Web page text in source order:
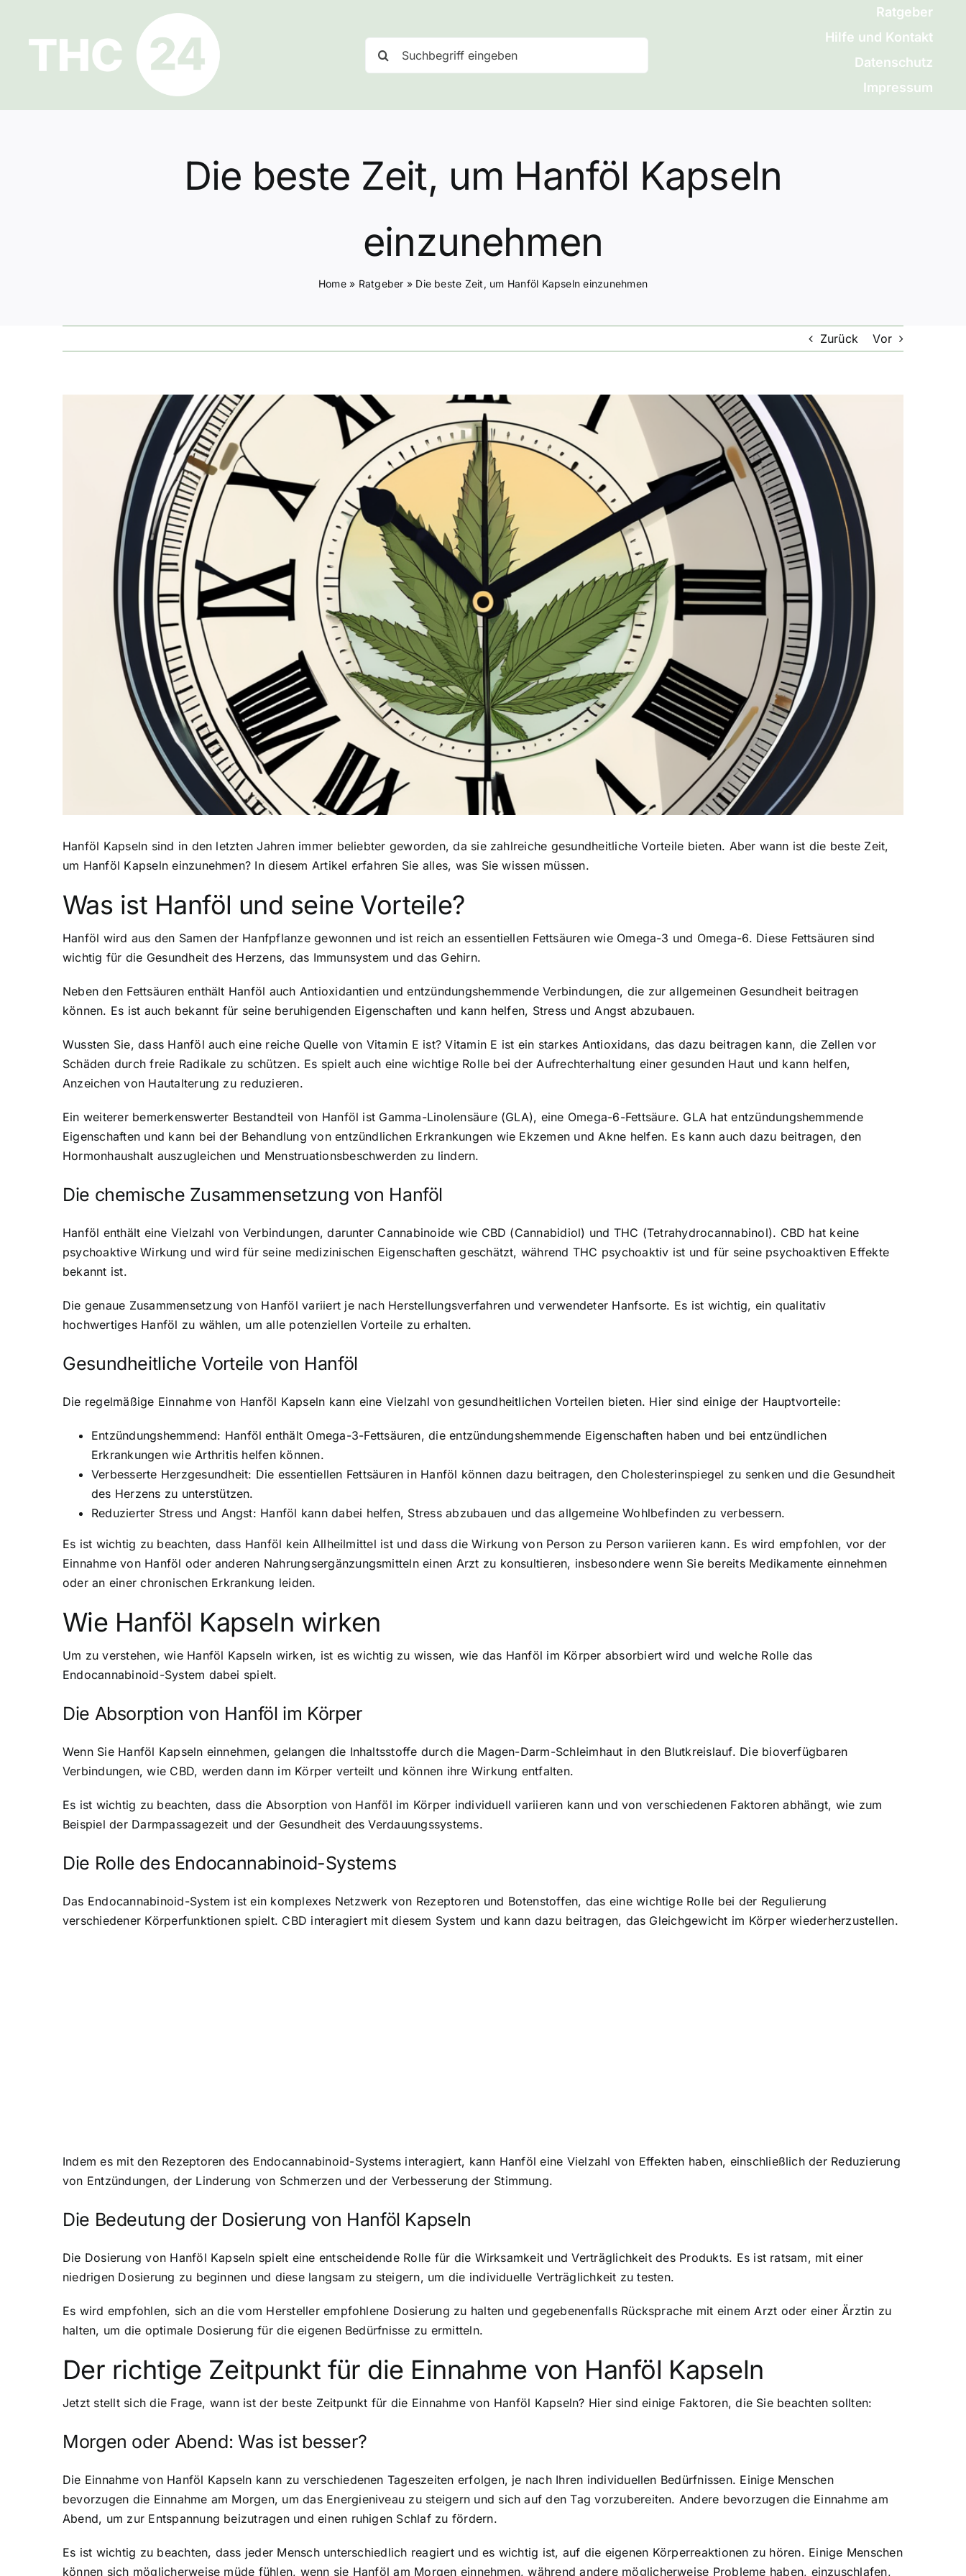
springen
nach:
Ratgeber
Hilfe und Kontakt
Datenschutz
Impressum
Die beste Zeit, um Hanföl Kapseln
einzunehmen
Home» Ratgeber » Die beste Zeit, um Hanföl Kapseln einzunehmen
Zurück Vor
Hanföl Kapseln sind in den letzten Jahren immer beliebter geworden, da sie zahlreiche gesundheitliche Vorteile bieten. Aber wann ist die beste Zeit,
um Hanföl Kapseln einzunehmen? In diesem Artikel erfahren Sie alles, was Sie wissen müssen.
Was ist Hanföl und seine Vorteile?
Hanföl wird aus den Samen der Hanfpflanze gewonnen und ist reich an essentiellen Fettsäuren wie Omega-3 und Omega-6. Diese Fettsäuren sind
wichtig für die Gesundheit des Herzens, das Immunsystem und das Gehirn.
Neben den Fettsäuren enthält Hanföl auch Antioxidantien und entzündungshemmende Verbindungen, die zur allgemeinen Gesundheit beitragen
können. Es ist auch bekannt für seine beruhigenden Eigenschaften und kann helfen, Stress und Angst abzubauen.
Wussten Sie, dass Hanföl auch eine reiche Quelle von Vitamin E ist? Vitamin E ist ein starkes Antioxidans, das dazu beitragen kann, die Zellen vor
Schäden durch freie Radikale zu schützen. Es spielt auch eine wichtige Rolle bei der Aufrechterhaltung einer gesunden Haut und kann helfen,
Anzeichen von Hautalterung zu reduzieren.
Ein weiterer bemerkenswerter Bestandteil von Hanföl ist Gamma-Linolensäure (GLA), eine Omega-6-Fettsäure. GLA hat entzündungshemmende
Eigenschaften und kann bei der Behandlung von entzündlichen Erkrankungen wie Ekzemen und Akne helfen. Es kann auch dazu beitragen, den
Hormonhaushalt auszugleichen und Menstruationsbeschwerden zu lindern.
Die chemische Zusammensetzung von Hanföl
Hanföl enthält eine Vielzahl von Verbindungen, darunter Cannabinoide wie CBD (Cannabidiol) und THC (Tetrahydrocannabinol). CBD hat keine
psychoaktive Wirkung und wird für seine medizinischen Eigenschaften geschätzt, während THC psychoaktiv ist und für seine psychoaktiven Effekte
bekannt ist.
Die genaue Zusammensetzung von Hanföl variiert je nach Herstellungsverfahren und verwendeter Hanfsorte. Es ist wichtig, ein qualitativ
hochwertiges Hanföl zu wählen, um alle potenziellen Vorteile zu erhalten.
Gesundheitliche Vorteile von Hanföl
Die regelmäßige Einnahme von Hanföl Kapseln kann eine Vielzahl von gesundheitlichen Vorteilen bieten. Hier sind einige der Hauptvorteile:
Entzündungshemmend: Hanföl enthält Omega-3-Fettsäuren, die entzündungshemmende Eigenschaften haben und bei entzündlichen
Erkrankungen wie Arthritis helfen können.
Verbesserte Herzgesundheit: Die essentiellen Fettsäuren in Hanföl können dazu beitragen, den Cholesterinspiegel zu senken und die Gesundheit
des Herzens zu unterstützen.
Reduzierter Stress und Angst: Hanföl kann dabei helfen, Stress abzubauen und das allgemeine Wohlbefinden zu verbessern.
Es ist wichtig zu beachten, dass Hanföl kein Allheilmittel ist und dass die Wirkung von Person zu Person variieren kann. Es wird empfohlen, vor der
Einnahme von Hanföl oder anderen Nahrungsergänzungsmitteln einen Arzt zu konsultieren, insbesondere wenn Sie bereits Medikamente einnehmen
oder an einer chronischen Erkrankung leiden.
Wie Hanföl Kapseln wirken
Um zu verstehen,wie Hanföl Kapseln wirken, ist es wichtig zu wissen, wie das Hanföl im Körper absorbiert wird und welche Rolle das
Endocannabinoid-System dabei spielt.
Die Absorption von Hanföl im Körper
Wenn Sie Hanföl Kapseln einnehmen, gelangen die Inhaltsstoffe durch die Magen-Darm-Schleimhaut in den Blutkreislauf. Die bioverfügbaren
Verbindungen, wie CBD, werden dann im Körper verteilt und können ihre Wirkung entfalten.
Es ist wichtig zu beachten, dass die Absorption von Hanföl im Körper individuell variieren kann und von verschiedenen Faktoren abhängt, wie zum
Beispiel der Darmpassagezeit und der Gesundheit des Verdauungssystems.
Die Rolle des Endocannabinoid-Systems
Das Endocannabinoid-System ist ein komplexes Netzwerk von Rezeptoren und Botenstoffen, das eine wichtige Rolle bei der Regulierung
verschiedener Körperfunktionen spielt. CBD interagiert mit diesem System und kann dazu beitragen, das Gleichgewicht im Körper wiederherzustellen.
Indem es mit den Rezeptoren des Endocannabinoid-Systems interagiert, kann Hanföl eine Vielzahl von Effekten haben, einschließlich der Reduzierung
von Entzündungen, der Linderung von Schmerzen und der Verbesserung der Stimmung.
Die Bedeutung der Dosierung von Hanföl Kapseln
Die Dosierung von Hanföl Kapseln spielt eine entscheidende Rolle für die Wirksamkeit und Verträglichkeit des Produkts. Es ist ratsam, mit einer
niedrigen Dosierung zu beginnen und diese langsam zu steigern, um die individuelle Verträglichkeit zu testen.
Es wird empfohlen, sich an die vom Hersteller empfohlene Dosierung zu halten und gegebenenfalls Rücksprache mit einem Arzt oder einer Ärztin zu
halten, um die optimale Dosierung für die eigenen Bedürfnisse zu ermitteln.
Der richtige Zeitpunkt für die Einnahme von Hanföl Kapseln
Jetzt stellt sich die Frage, wann ist der beste Zeitpunkt für die Einnahme von Hanföl Kapseln? Hier sind einige Faktoren, die Sie beachten sollten:
Morgen oder Abend: Was ist besser?
Die Einnahme von Hanföl Kapseln kann zu verschiedenen Tageszeiten erfolgen, je nach Ihren individuellen Bedürfnissen. Einige Menschen
bevorzugen die Einnahme am Morgen, um das Energieniveau zu steigern und sich auf den Tag vorzubereiten. Andere bevorzugen die Einnahme am
Abend, um zur Entspannung beizutragen und einen ruhigen Schlaf zu fördern.
Es ist wichtig zu beachten, dass jeder Mensch unterschiedlich reagiert und es wichtig ist, auf die eigenen Körperreaktionen zu hören. Einige Menschen
können sich möglicherweise müde fühlen, wenn sie Hanföl am Morgen einnehmen, während andere möglicherweise Probleme haben, einzuschlafen,